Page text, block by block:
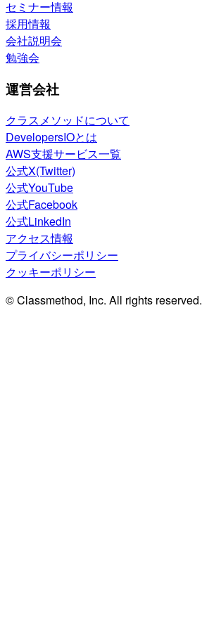
セミナー情報
採用情報
会社説明会
勉強会
運営会社
クラスメソッドについて
DevelopersIOとは
AWS支援サービス一覧
公式X(Twitter)
公式YouTube
公式Facebook
公式LinkedIn
アクセス情報
プライバシーポリシー
クッキーポリシー
© Classmethod, Inc. All rights reserved.